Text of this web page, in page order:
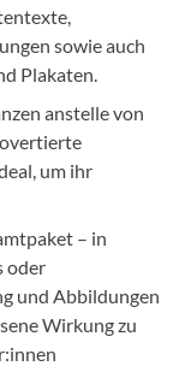
sowie auch
Plakaten.
anstelle von
um ihr
– in
oder
und Abbildungen
Wirkung zu